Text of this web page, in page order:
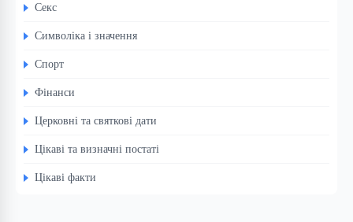
Секс
Символіка і значення
Спорт
Фінанси
Церковні та святкові дати
Цікаві та визначні постаті
Цікаві факти